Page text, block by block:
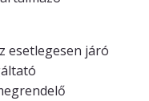
esetlegesen járó